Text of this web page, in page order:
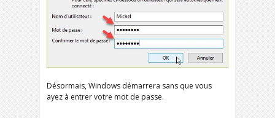
Désormais, Windows démarrera sans que vous
ayez à entrer votre mot de passe.